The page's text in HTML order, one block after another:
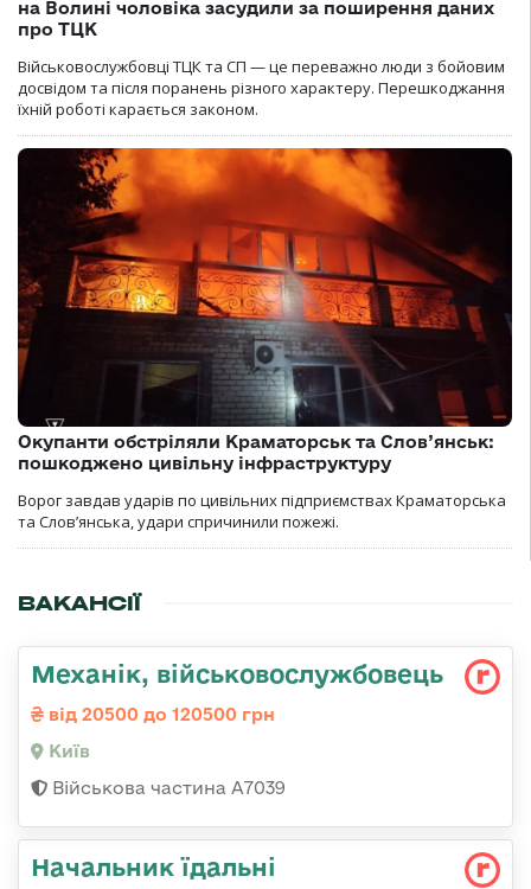
на Волині чоловіка засудили за поширення даних
про ТЦК
Військовослужбовці ТЦК та СП — це переважно люди з бойовим
досвідом та після поранень різного характеру. Перешкоджання
їхній роботі карається законом.
Окупанти обстріляли Краматорськ та Слов’янськ:
пошкоджено цивільну інфраструктуру
Ворог завдав ударів по цивільних підприємствах Краматорська
та Слов’янська, удари спричинили пожежі.
ВАКАНСІЇ
Механік, військовослужбовець
від 20500 до 120500 грн
Київ
Військова частина А7039
Начальник їдальні